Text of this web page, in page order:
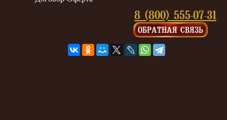
8 (800) 555-07-31
ОБРАТНАЯ СВЯЗЬ